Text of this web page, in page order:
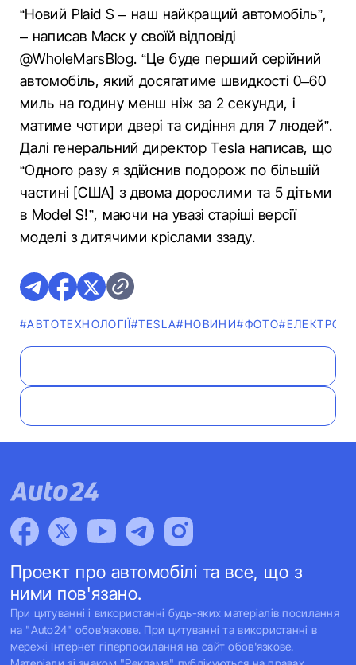
“Новий Plaid S – наш найкращий автомобіль”,
– написав Маск у своїй відповіді
@WholeMarsBlog. “Це буде перший серійний
автомобіль, який досягатиме швидкості 0–60
миль на годину менш ніж за 2 секунди, і
матиме чотири двері та сидіння для 7 людей”.
Далі генеральний директор Tesla написав, що
“Одного разу я здійснив подорож по більшій
частині [США] з двома дорослими та 5 дітьми
в Model S!”, маючи на увазі старіші версії
моделі з дитячими кріслами ззаду.
#АВТОТЕХНОЛОГІЇ#TESLA#НОВИНИ#ФОТО
Проект про автомобілі та все, що з
ними пов'язано.
При цитуванні і використанні будь-яких матеріалів посилання
на "Auto24" обов'язкове. При цитуванні та використанні в
мережі Інтернет гіперпосилання на сайт обов'язкове.